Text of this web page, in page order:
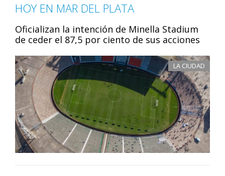
HOY EN MAR DEL PLATA
Oficializan la intención de Minella Stadium
de ceder el 87,5 por ciento de sus acciones
LA CIUDAD